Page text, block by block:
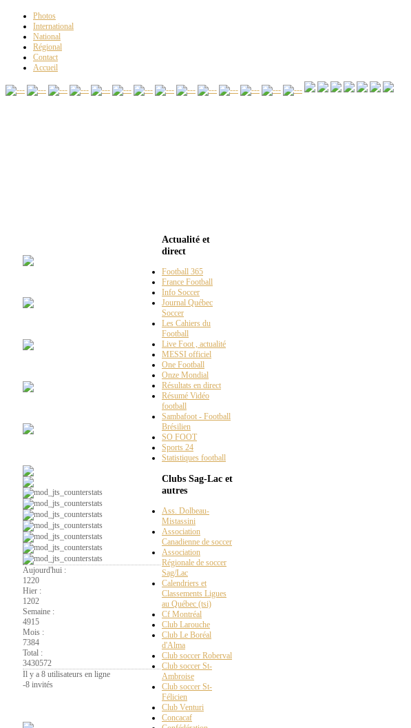
Photos
International
National
Régional
Contact
Accueil
Aujourd'hui :
1220
Hier :
1202
Semaine :
4915
Mois :
7384
Total :
3430572
Il y a 8 utilisateurs en ligne
-8 invités
Actualité et
direct
Football 365
France Football
Info Soccer
Journal Québec
Soccer
Les Cahiers du
Football
Live Foot , actualité
MESSI officiel
One Football
Onze Mondial
Résultats en direct
Résumé Vidéo
football
Sambafoot - Football
Brésilien
SO FOOT
Sports 24
Statistiques football
Clubs Sag-Lac et
autres
Ass. Dolbeau-
Mistassini
Association
Canadienne de soccer
Association
Régionale de soccer
Sag/Lac
Calendriers et
Classements Ligues
au Québec (tsi)
Cf Montréal
Club Larouche
Club Le Boréal
d'Alma
Club soccer Roberval
Club soccer St-
Ambroise
Club soccer St-
Félicien
Club Venturi
Concacaf